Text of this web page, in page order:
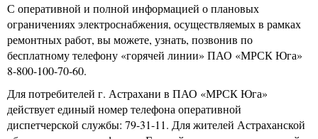
С оперативной и полной информацией о плановых
ограничениях электроснабжения, осуществляемых в рамках
ремонтных работ, вы можете, узнать, позвонив по
бесплатному телефону «горячей линии» ПАО «МРСК Юга»
8-800-100-70-60.
Для потребителей г. Астрахани в ПАО «МРСК Юга»
действует единый номер телефона оперативной
диспетчерской службы: 79-31-11. Для жителей Астраханской